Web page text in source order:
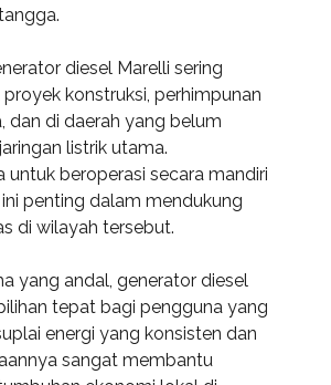
diesel Marelli sering
konstruksi, perhimpunan
dan di daerah yang belum
listrik utama.
untuk beroperasi secara mandiri
penting dalam mendukung
di wilayah tersebut.
yang andal, generator diesel
tepat bagi pengguna yang
energi yang konsisten dan
sangat membantu